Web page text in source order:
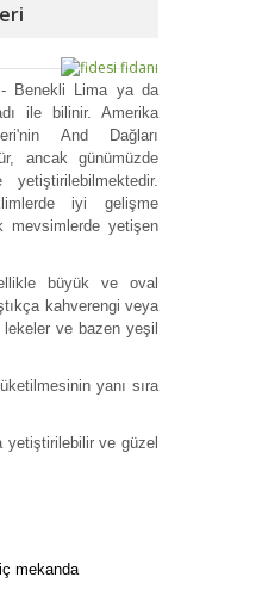
Benekli Lima ya da
ile bilinir. Amerika
And Dağları
ancak günümüzde
yetiştirilebilmektedir.
iyi gelişme
mevsimlerde yetişen
büyük ve oval
kahverengi veya
ve bazen yeşil
yanı sıra
ve güzel
mekanda